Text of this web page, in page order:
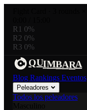
R1 0%
R2 0%
R3 0%
QUIMBARA
Blog Rankings Eventos
Peleadores
Todos los peleadores